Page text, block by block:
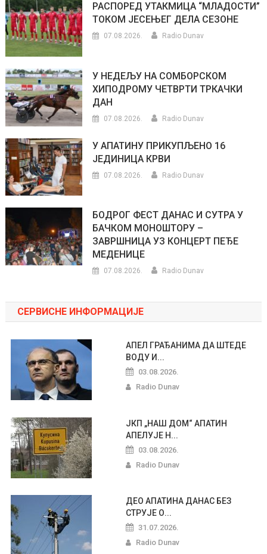
РАСПОРЕД УТАКМИЦА “МЛАДОСТИ”
ТОКОМ ЈЕСЕЊЕГ ДЕЛА СЕЗОНЕ
07.08.2026. Radio Dunav
У НЕДЕЉУ НА СОМБОРСКОМ
ХИПОДРОМУ ЧЕТВРТИ ТРКАЧКИ
ДАН
07.08.2026. Radio Dunav
У АПАТИНУ ПРИКУПЉЕНО 16
ЈЕДИНИЦА КРВИ
07.08.2026. Radio Dunav
БОДРОГ ФЕСТ ДАНАС И СУТРА У
БАЧКОМ МОНОШТОРУ –
ЗАВРШНИЦА УЗ КОНЦЕРТ ПЕЂЕ
МЕДЕНИЦЕ
07.08.2026. Radio Dunav
СЕРВИСНЕ ИНФОРМАЦИЈЕ
АПЕЛ ГРАЂАНИМА ДА ШТЕДЕ
ВОДУ И...
03.08.2026.
Radio Dunav
ЈКП „НАШ ДОМ“ АПАТИН
АПЕЛУЈЕ Н...
03.08.2026.
Radio Dunav
ДЕО АПАТИНА ДАНАС БЕЗ
СТРУЈЕ О...
31.07.2026.
Radio Dunav